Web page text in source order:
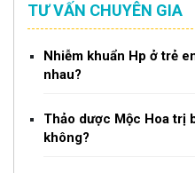
TƯ VẤN CHUYÊN GIA
Nhiễm khuẩn Hp ở trẻ
nhau?
Thảo dược Mộc Hoa trị
không?